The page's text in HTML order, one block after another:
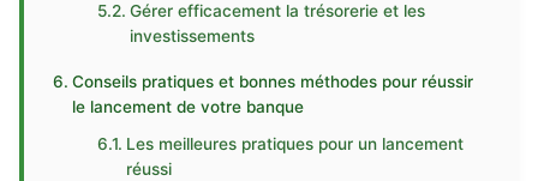
Gérer efficacement la trésorerie et les
investissements
Conseils pratiques et bonnes méthodes pour réussir
le lancement de votre banque
Les meilleures pratiques pour un lancement
réussi